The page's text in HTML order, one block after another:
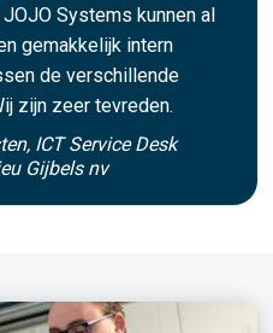
Systems kunnen al
gemakkelijk intern
de verschillende
zijn zeer tevreden.
ICT Service Desk
Gijbels nv